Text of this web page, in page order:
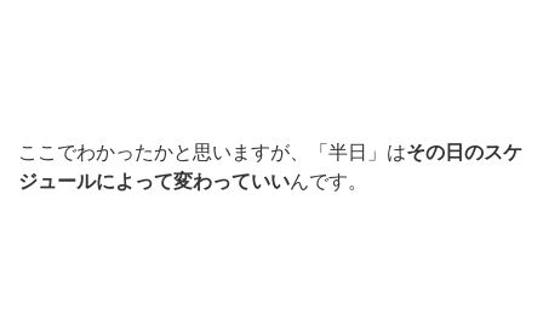
ここでわかったかと思いますが、「半日」はその日のスケ
ジュールによって変わっていいんです。